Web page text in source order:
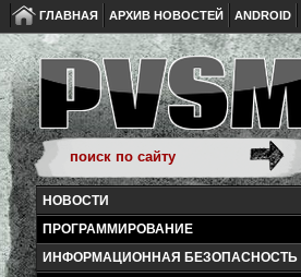
ГЛАВНАЯ АРХИВ НОВОСТЕЙ ANDROID
НОВОСТИ
ПРОГРАММИРОВАНИЕ
ИНФОРМАЦИОННАЯ БЕЗОПАСНОСТЬ